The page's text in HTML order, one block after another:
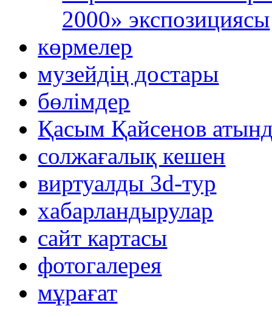
2000» экспозициясы
көрмелер
музейдің достары
бөлімдер
Қасым Қайсенов
солжағалық кешен
виртуалды 3d-тур
xабарландырулар
сайт картасы
фотогалерея
мұрағат